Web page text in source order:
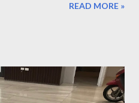
thể đi và khám phá hết vùng
Vũng Tàu...Dịch vụ ăn uống
Châu hay chỗ nghỉ ngơi rất
READ MORE »